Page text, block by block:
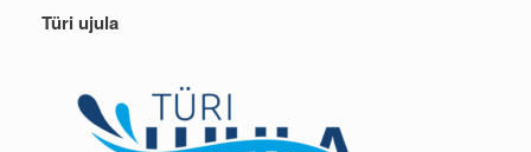
Türi ujula